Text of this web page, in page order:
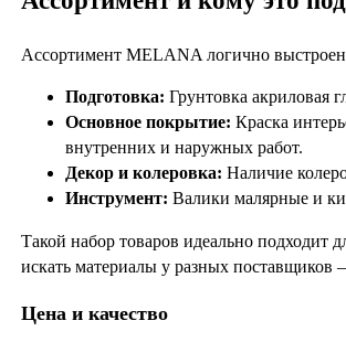
Ассортимент MELANA логично
Подготовка: Грунтовка акриловая
Основное покрытие: Краска
внутренних и наружных работ.
Декор и колеровка: Наличие
Инструмент: Валики малярные и
Такой набор товаров идеально
искать материалы у разных
Цена и качество